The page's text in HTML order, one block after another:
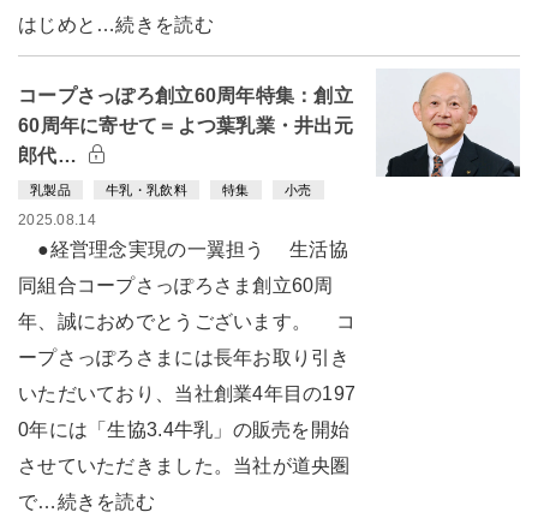
はじめと…続きを読む
コープさっぽろ創立60周年特集：創立
60周年に寄せて＝よつ葉乳業・井出元
郎代…
乳製品 牛乳・乳飲料 特集 小売
2025.08.14
●経営理念実現の一翼担う 生活協
同組合コープさっぽろさま創立60周
年、誠におめでとうございます。 コ
ープさっぽろさまには長年お取り引き
いただいており、当社創業4年目の197
0年には「生協3.4牛乳」の販売を開始
させていただきました。当社が道央圏
で…続きを読む